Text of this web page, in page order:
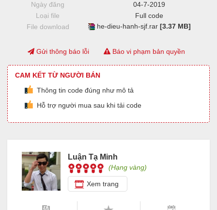
Ngày đăng
04-7-2019
Loại file
Full code
File download
he-dieu-hanh-sjf.rar[3.37 MB]
Gửi thông báo lỗi Báo vi phạm bản quyền
CAM KẾT TỪ NGƯỜI BÁN
Thông tin code đúng như mô tả
Hỗ trợ người mua sau khi tải code
Luận Tạ Minh
(Hạng vàng)
Xem trang